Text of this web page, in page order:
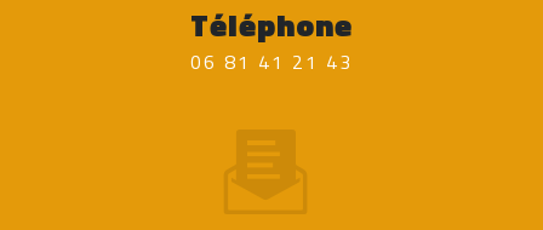
Téléphone
06 81 41 21 43